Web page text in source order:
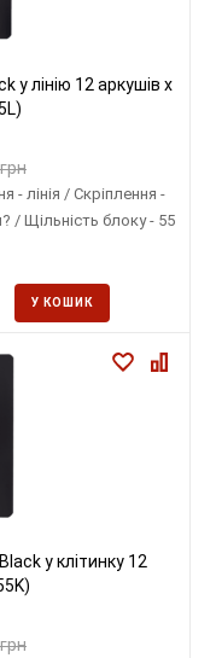
у лінію 12 аркушів х
- лінія / Скріплення -
/ Щільність блоку - 55
У КОШИК
у клітинку 12